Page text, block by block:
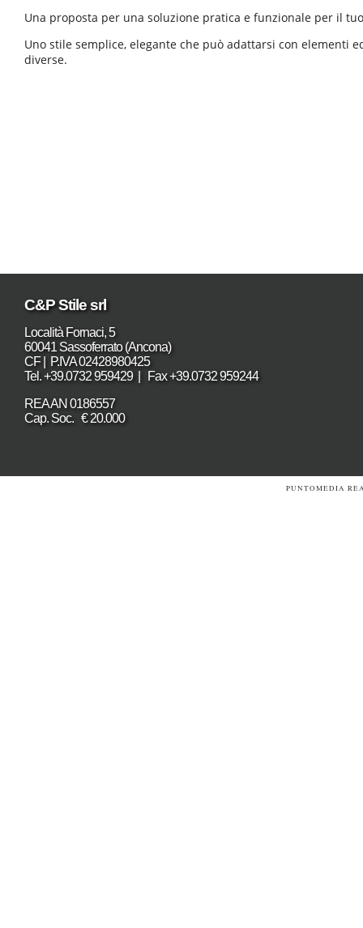
Una proposta per una soluzione pratica e funzionale per il
Uno stile semplice, elegante che può adattarsi con elementi
diverse.
C&P Stile srl
Località Fornaci, 5
60041 Sassoferrato (Ancona)
CF | P.IVA 02428980425
Tel. +39.0732 959429 | Fax +39.0732 959244
REA AN 0186557
Cap. Soc. € 20.000
PUNTOMEDIA